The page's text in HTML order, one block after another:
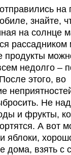
на
знайте,
на солнце
рассадником
недолго –
этого, во
Не
и фрукты,
А вот
яблоки,
дома, взять с